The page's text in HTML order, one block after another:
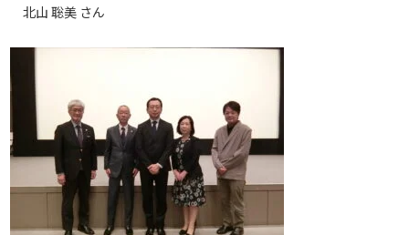
北山 聡美 さん